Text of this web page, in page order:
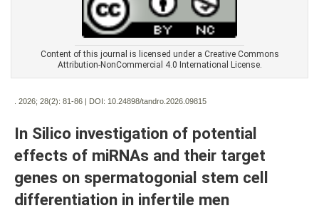
Content of this journal is licensed under a Creative Commons
Attribution-NonCommercial 4.0 International License.
. 2026; 28(2): 81-86 | DOI: 10.24898/tandro.2026.09815
In Silico investigation of potential
effects of miRNAs and their target
genes on spermatogonial stem cell
differentiation in infertile men